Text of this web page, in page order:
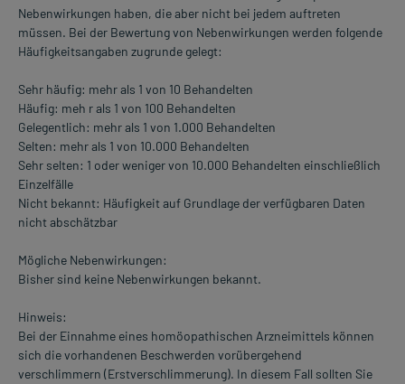
Nebenwirkungen haben, die aber nicht bei jedem auftreten
müssen. Bei der Bewertung von Nebenwirkungen werden folgende
Häufigkeitsangaben zugrunde gelegt:
Sehr häufig: mehr als 1 von 10 Behandelten
Häufig: meh r als 1 von 100 Behandelten
Gelegentlich: mehr als 1 von 1.000 Behandelten
Selten: mehr als 1 von 10.000 Behandelten
Sehr selten: 1 oder weniger von 10.000 Behandelten einschließlich
Einzelfälle
Nicht bekannt: Häufigkeit auf Grundlage der verfügbaren Daten
nicht abschätzbar
Mögliche Nebenwirkungen:
Bisher sind keine Nebenwirkungen bekannt.
Hinweis:
Bei der Einnahme eines homöopathischen Arzneimittels können
sich die vorhandenen Beschwerden vorübergehend
verschlimmern (Erstverschlimmerung). In diesem Fall sollten Sie